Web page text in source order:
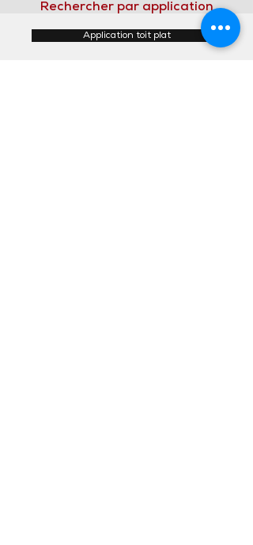
Rechercher par application
Application toit plat